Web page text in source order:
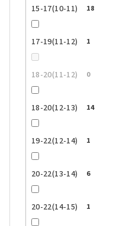
15-17(10-11) 18
17-19(11-12) 1
18-20(11-12) 0
18-20(12-13) 14
19-22(12-14) 1
20-22(13-14) 6
20-22(14-15) 1